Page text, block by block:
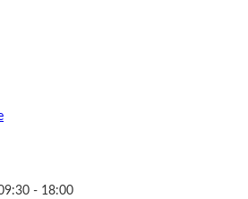
- 18:00